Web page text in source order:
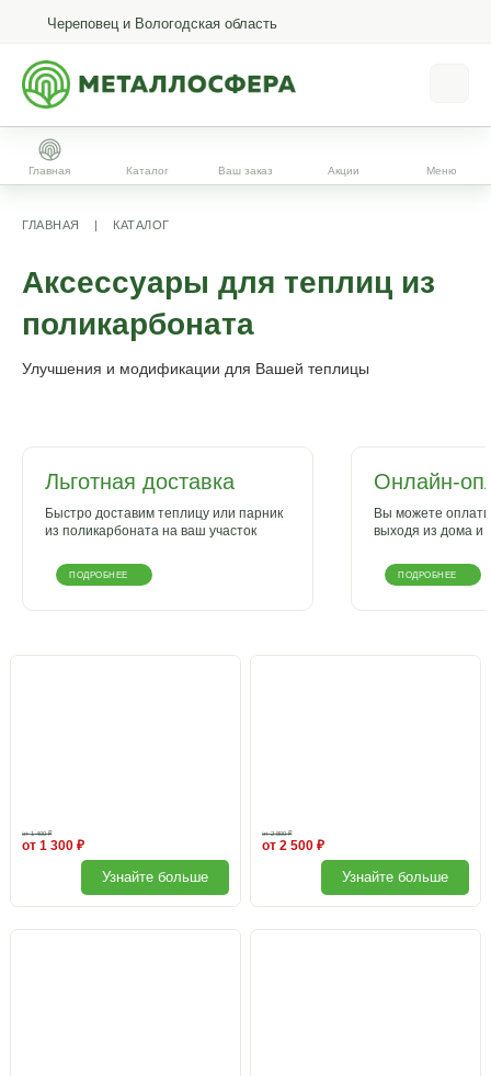
Череповец и Вологодская область
Главная Каталог Ваш заказ Акции Меню
ГЛАВНАЯ | КАТАЛОГ
Аксессуары для теплиц из
поликарбоната
Улучшения и модификации для Вашей теплицы
Льготная доставка
Быстро доставим теплицу или парник
из поликарбоната на ваш участок
ПОДРОБНЕЕ
Онлайн-
Вы можете
выходя из дома и
ПОДРОБНЕЕ
от 1 400 ₽
от 1 300 ₽
Узнайте больше
от 2 800 ₽
от 2 500 ₽
Узнайте больше